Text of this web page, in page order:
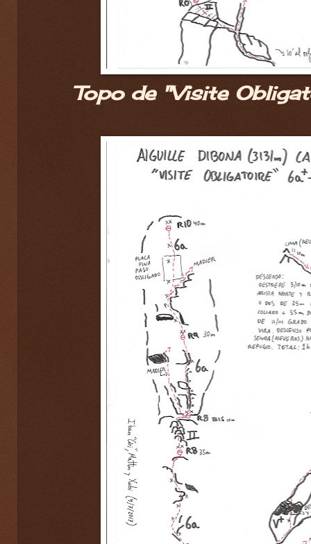
Topo de "Visite